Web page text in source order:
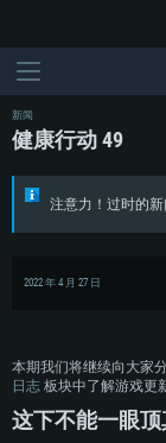
新闻
健康行动 49
注意力！过时的新
2022 年 4 月 27 日
本期我们将继续向大家
日志 板块中了解游戏更
这下不能一眼顶